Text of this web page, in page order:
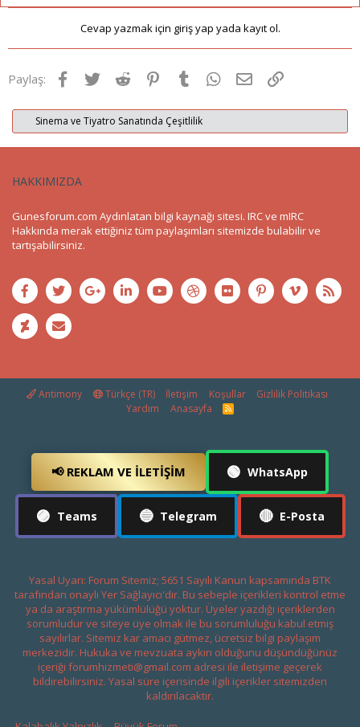
Cevap yazmak için giriş yap yada kayıt ol.
Paylaş: Facebook
TwitterReddit Pinterest
Tumblr WhatsApp
E-postaLink
Sinema ve Tiyatro Sanatında Çeşitlilik
HAKKIMIZDA
Gunesforum.com Aydınlatan bilgi kaynağı sitesi. IRC ve mIRC
Hakkında merak ettiğiniz tüm paylaşımları sitemizde bulabilir ve
tartışabilirsiniz.
Antimony Türkçe (TR) İletişim Koşullar
Gizlilik Politikası
Yardım
Anasayfa
R
S
📢 REKLAM VE İLETIŞIM 🟢 WhatsApp
🟣 Teams 🔵 Telegram 🔴 E-Posta
Yasal Uyarı: Forum Sitemiz; 5651 Sayılı Kanun kapsamında BTK
tarafından onaylı Yer Sağlayıcı'dır. Bu sebeple içerikleri kontrol etme
ya da araştırma yükümlülüğü yoktur. Üyeler yazdığı içeriklerden
sorumludur ve siteye üye olmak ile bu sorumluluğu kabul etmiş
sayılırlar. Sitemiz kar amacı gütmez, ücretsiz bilgi paylaşım
merkezidir. Hukuka ve mevzuata aykırı olduğunu düşündüğünüz
içeriği forumhizmeti@gmail.com adresi ile iletişime geçerek
bildirebilirsiniz. Yasal süre içerisinde ilgili içerikler sitemizden
kaldırılacaktır.